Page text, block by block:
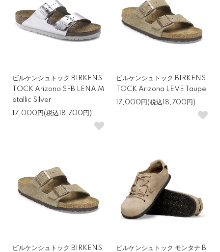
ビルケンシュトック BIRKENS
TOCK Arizona SFB LENA M
etallic Silver
17,000円(税込18,700円)
ビルケンシュトック BIRKENS
TOCK Arizona LEVE Taupe
17,000円(税込18,700円)
ビルケンシュトック BIRKENS
ビルケンシュトック モンタナ B